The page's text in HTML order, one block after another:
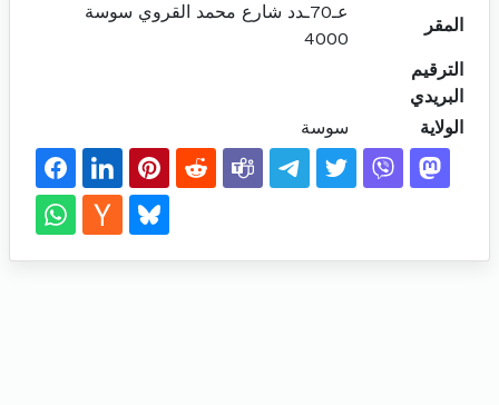
المقر
عـ70ـدد شارع محمد القروي سوسة
4000
الترقيم
البريدي
الولاية
سوسة